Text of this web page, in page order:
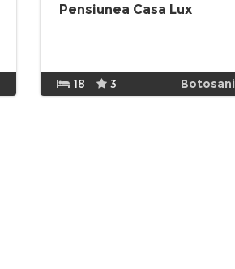
Pensiunea Casa Lux
18 3 Botosani